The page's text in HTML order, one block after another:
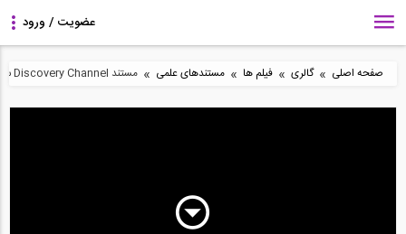
صفحه اصلی » گالری » فیلم ها » مستندهای علمی » مستند Discovery Channel ساخت شهر نیویورک- آمریکا Discovery Channel - We Built This City New York...
مستند ارتباطات مهندسی
- ورزشگاه ومبلی...